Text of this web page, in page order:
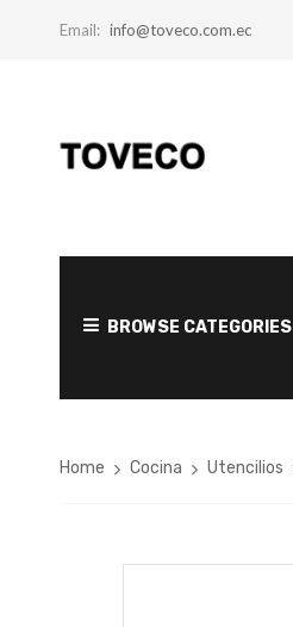
Email: info@toveco.com.ec
BROWSE CATEGORIES
Home Cocina Utencilios